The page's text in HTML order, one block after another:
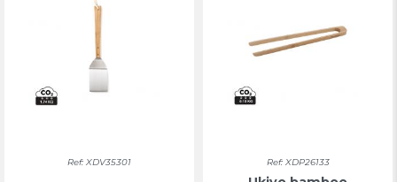
Ref: XDV35301 Ref: XDP26133